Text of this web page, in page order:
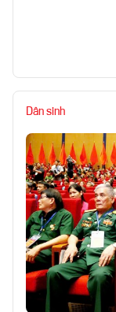
Dân sinh